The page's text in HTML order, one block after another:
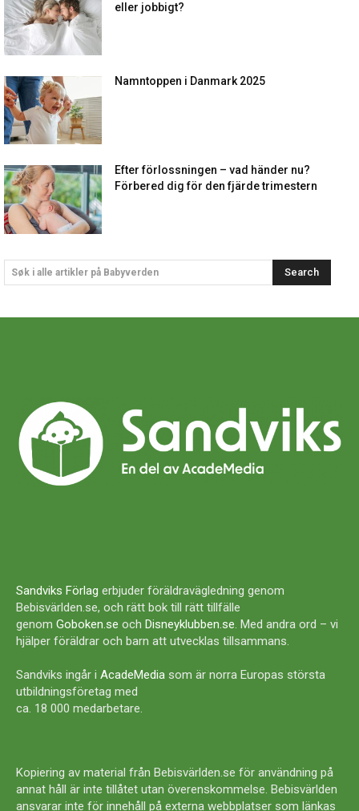
eller jobbigt?
Namntoppen i Danmark 2025
Efter förlossningen – vad händer nu?
Förbered dig för den fjärde trimestern
Søk i alle artikler på Babyverden Search
Sandviks Förlag erbjuder föräldravägledning genom
Bebisvärlden.se, och rätt bok till rätt tillfälle
genom Goboken.se och Disneyklubben.se. Med andra ord – vi
hjälper föräldrar och barn att utvecklas tillsammans.
Sandviks ingår i AcadeMedia som är norra Europas största
utbildningsföretag med
ca. 18 000 medarbetare.
Kopiering av material från Bebisvärlden.se för användning på
annat håll är inte tillåtet utan överenskommelse. Bebisvärlden
ansvarar inte för innehåll på externa webbplatser som länkas